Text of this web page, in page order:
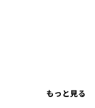
もっと見る